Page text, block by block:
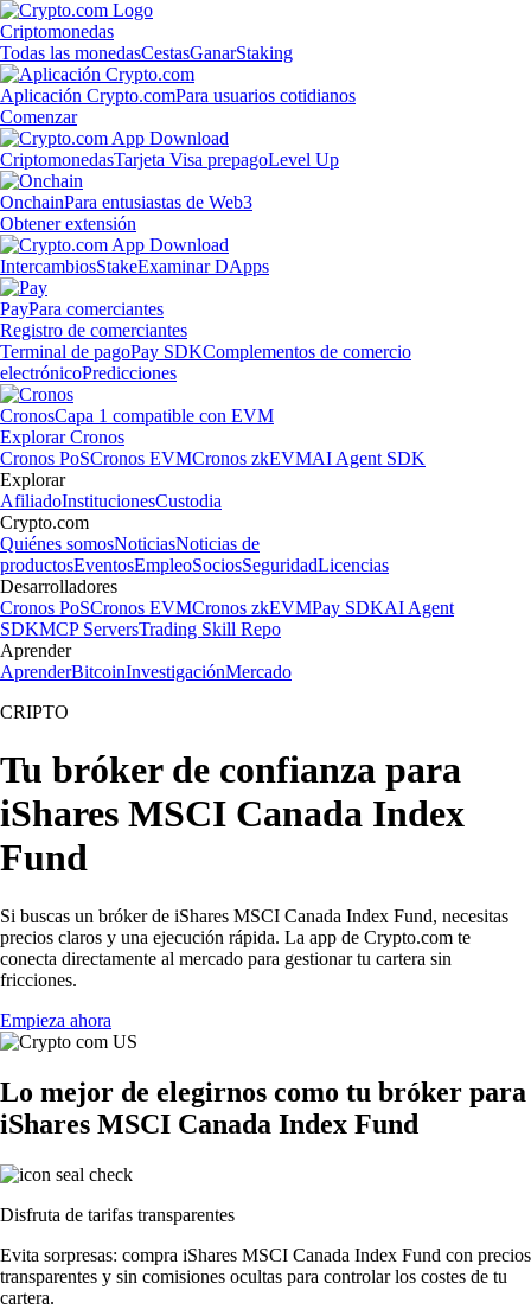
Criptomonedas
Todas las monedasCestasGanarStaking
Aplicación Crypto.comPara usuarios cotidianos
Comenzar
CriptomonedasTarjeta Visa prepagoLevel Up
OnchainPara entusiastas de Web3
Obtener extensión
IntercambiosStakeExaminar DApps
PayPara comerciantes
Registro de comerciantes
Terminal de pagoPay SDKComplementos de comercio
electrónicoPredicciones
CronosCapa 1 compatible con EVM
Explorar Cronos
Cronos PoSCronos EVMCronos zkEVMAI Agent SDK
Explorar
AfiliadoInstitucionesCustodia
Crypto.com
Quiénes somosNoticiasNoticias de
productosEventosEmpleoSociosSeguridadLicencias
Desarrolladores
Cronos PoSCronos EVMCronos zkEVMPay SDKAI Agent
SDKMCP ServersTrading Skill Repo
Aprender
AprenderBitcoinInvestigaciónMercado
CRIPTO
Tu bróker de confianza para
iShares MSCI Canada Index
Fund
Si buscas un bróker de iShares MSCI Canada Index Fund, necesitas
precios claros y una ejecución rápida. La app de Crypto.com te
conecta directamente al mercado para gestionar tu cartera sin
fricciones.
Empieza ahora
Lo mejor de elegirnos como tu bróker para
iShares MSCI Canada Index Fund
Disfruta de tarifas transparentes
Evita sorpresas: compra iShares MSCI Canada Index Fund con precios
transparentes y sin comisiones ocultas para controlar los costes de tu
cartera.